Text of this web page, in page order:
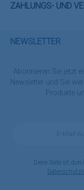
ZAHLUNGS- UND
NEWSLETTER
Abonnieren Sie jetzt
Newsletter und Sie
Produkte
Diese Seite ist